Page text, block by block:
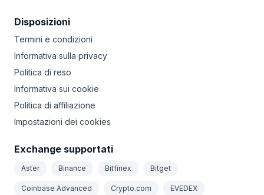
Disposizioni
Termini e condizioni
Informativa sulla privacy
Politica di reso
Informativa sui cookie
Politica di affiliazione
Impostazioni dei cookies
Exchange supportati
Aster Binance Bitfinex Bitget
Coinbase Advanced Crypto.com EVEDEX